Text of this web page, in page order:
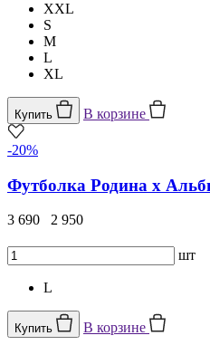
XXL
S
M
L
XL
Купить В корзине
-20%
Футболка Родина х
3 690 2 950
шт
L
Купить В корзине